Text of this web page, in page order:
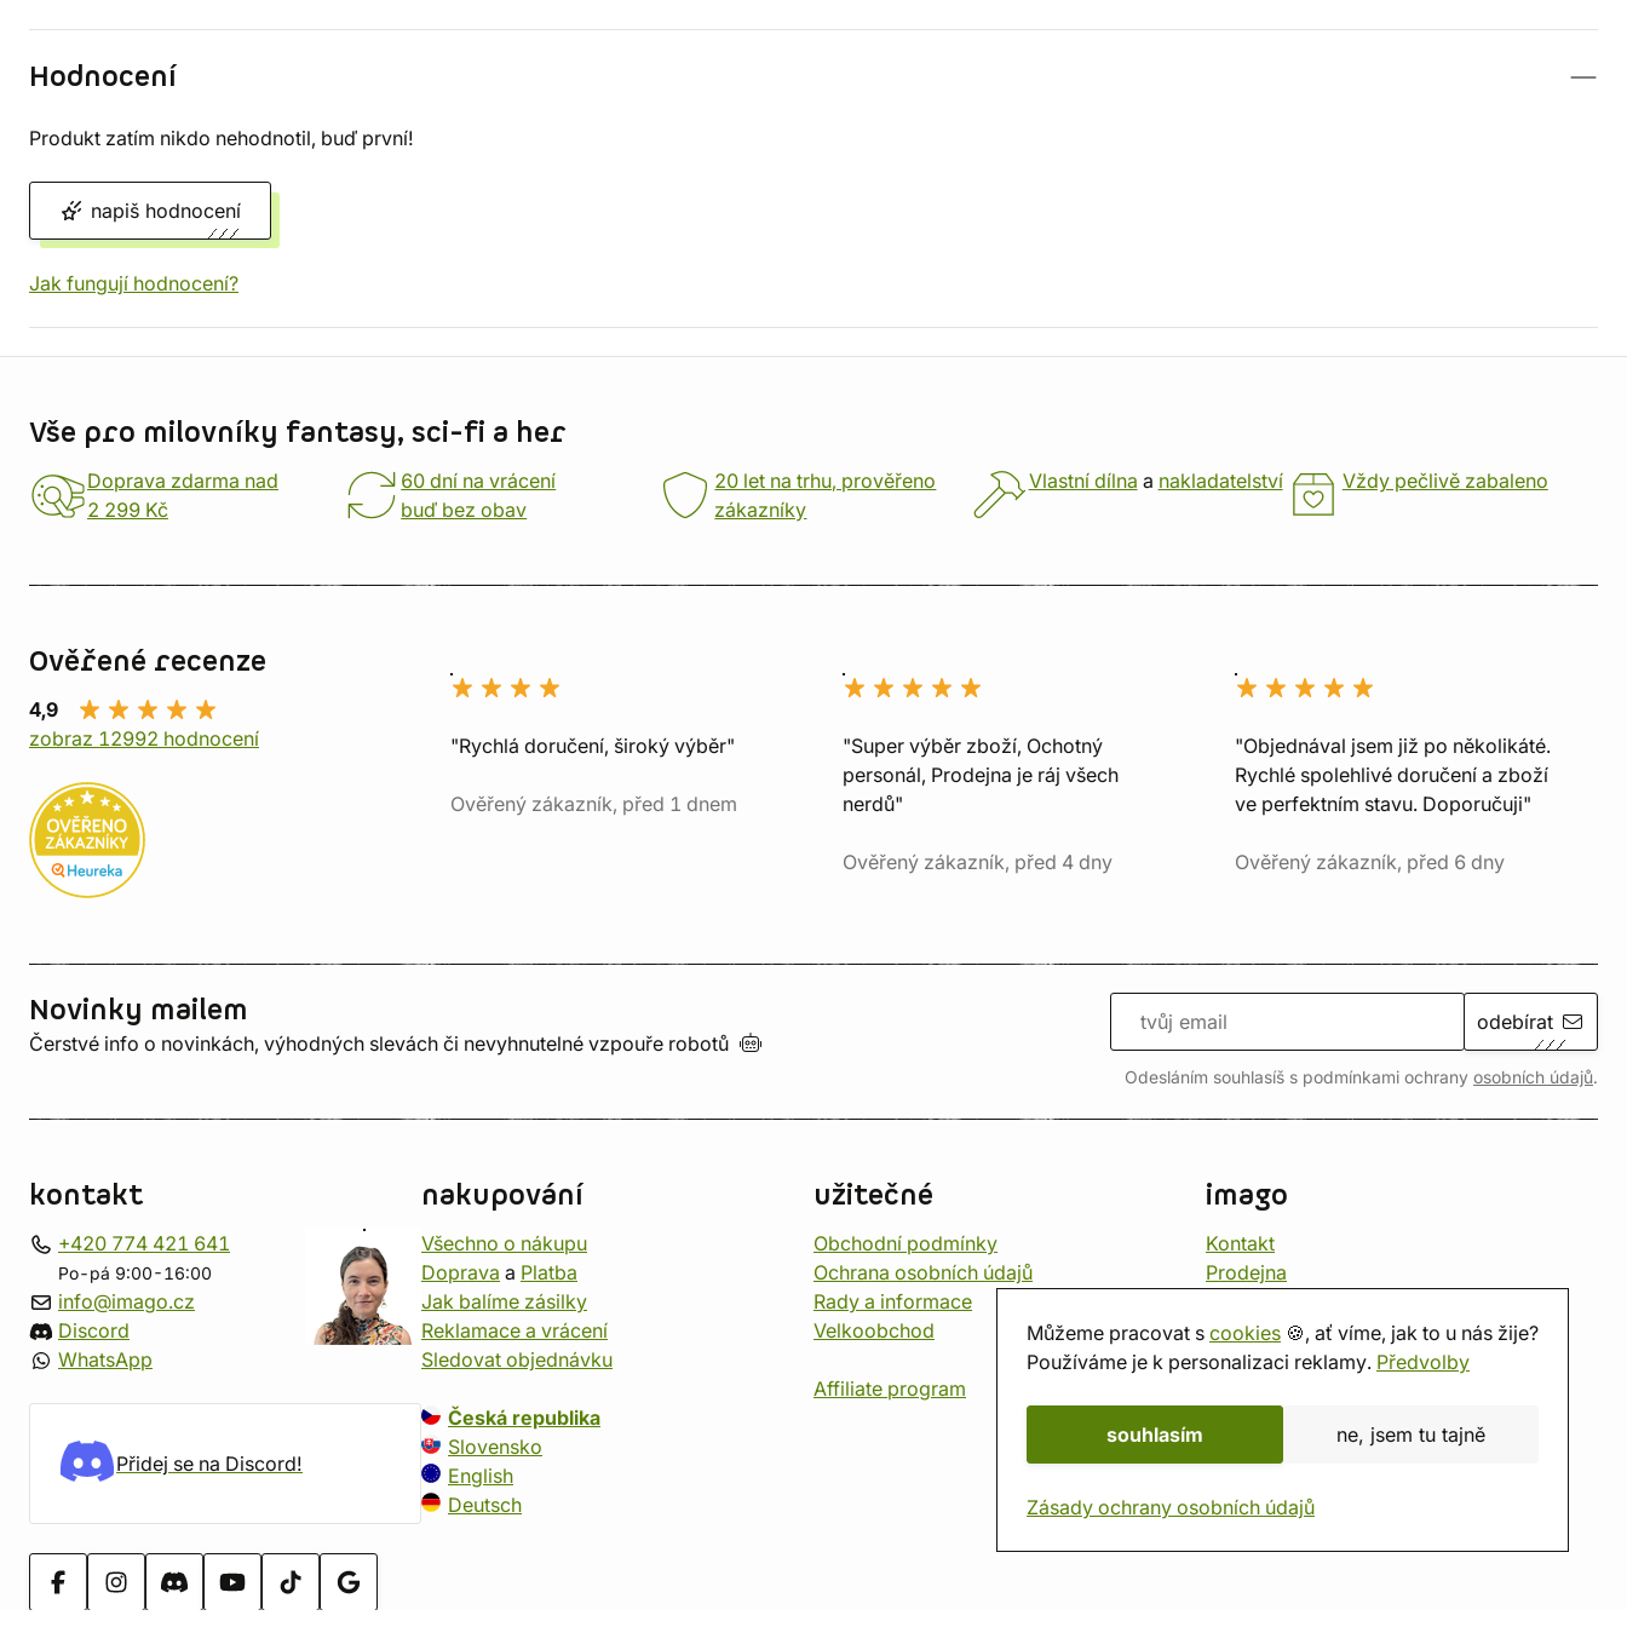
Hodnocení
Produkt zatím nikdo nehodnotil, buď první!
napiš hodnocení
Jak fungují hodnocení?
Můžeme pracovat s cookies 🍪, ať víme, jak to u nás žije?
Používáme je k personalizaci reklamy. Předvolby
souhlasím ne, jsem tu tajně
Zásady ochrany osobních údajů
Vše pro milovníky fantasy, sci-fi a her
Doprava zdarma nad
2 299 Kč
60 dní na vrácení
buď bez obav
20 let na trhu, prověřeno
zákazníky
Vlastní dílna a nakladatelství Vždy pečlivě zabaleno
Ověřené recenze
4,9
zobraz 12992 hodnocení
"Rychlá doručení, široký výběr"
Ověřený zákazník, před 1 dnem
"Super výběr zboží, Ochotný
personál, Prodejna je ráj všech
nerdů"
Ověřený zákazník, před 4 dny
"Objednával jsem již po několikáté.
Rychlé spolehlivé doručení a zboží
ve perfektním stavu. Doporučuji"
Ověřený zákazník, před 6 dny
Novinky mailem
Čerstvé info o novinkách, výhodných slevách či nevyhnutelné vzpouře robotů
odebírat
Odesláním souhlasíš s podmínkami ochrany osobních údajů.
kontakt
+420 774 421 641
Po-pá 9:00-16:00
info@imago.cz
Discord
WhatsApp
Přidej se na Discord!
nakupování
Všechno o nákupu
Doprava a Platba
Jak balíme zásilky
Reklamace a vrácení
Sledovat objednávku
Česká republika
Slovensko
English
Deutsch
užitečné
Obchodní podmínky
Ochrana osobních údajů
Rady a informace
Velkoobchod
Affiliate program
imago
Kontakt
Prodejna
O nás
Hodnocení obchodu